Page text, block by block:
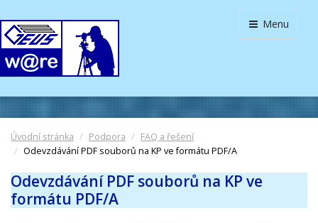
Menu
Úvodní stránka Podpora
FAQ a řešení
Odevzdávání PDF souborů na KP ve formátu PDF/A
Odevzdávání PDF souborů na KP ve
formátu PDF/A